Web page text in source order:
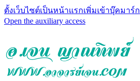
ตั้งเว็บไซต์เป็นหน้าแรกเพิ่มเข้าบุ๊คมาร์ก
Open the auxiliary access